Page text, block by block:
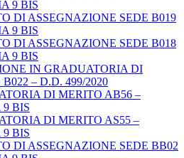
9 BIS
DI ASSEGNAZIONE SEDE B019
9 BIS
DI ASSEGNAZIONE SEDE B018
9 BIS
IN GRADUATORIA DI
– D.D. 499/2020
DI MERITO AB56 –
BIS
DI MERITO AS55 –
BIS
DI ASSEGNAZIONE SEDE BB02